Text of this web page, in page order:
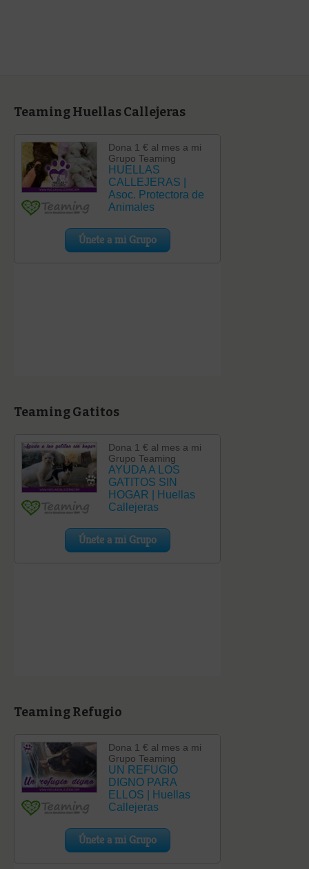
Teaming Huellas Callejeras
Teaming Gatitos
Teaming Refugio